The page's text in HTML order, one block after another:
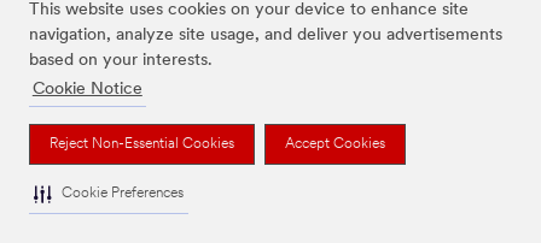
This website uses cookies on your device to enhance site
navigation, analyze site usage, and deliver you advertisements
based on your interests.
Cookie Notice
Reject Non-Essential Cookies Accept Cookies
Cookie Preferences